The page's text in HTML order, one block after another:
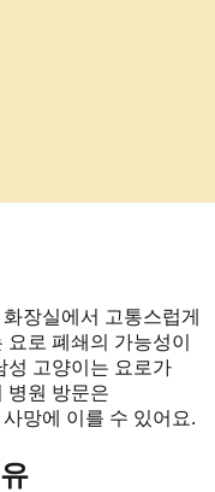
장실에서 고통스럽게
로 폐쇄의 가능성이
성 고양이는 요로가
병원 방문은
망에 이를 수 있어요.